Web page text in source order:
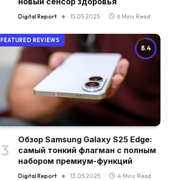
Digital Report 15.05.2025 6 Mins Read
8.4
FEATURED REVIEWS
Обзор Samsung Galaxy S25 Edge:
самый тонкий флагман с полным
набором премиум-функций
Digital Report 13.05.2025 4 Mins Read